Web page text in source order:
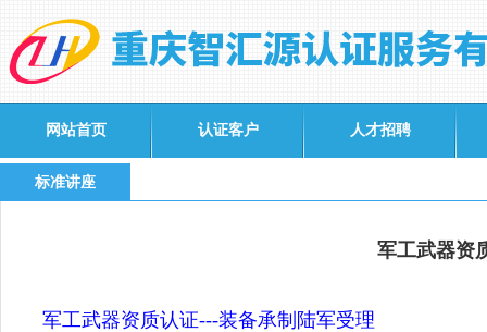
网站首页 认证客户 人才招聘
标准讲座
军工武器资
军工武器资质认证---装备承制陆军受理